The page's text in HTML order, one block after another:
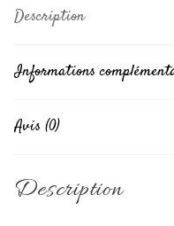
Description
Informations
Avis (0)
Description